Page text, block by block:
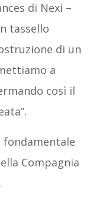
di Nexi –
tassello
di un
a
così il
fondamentale
Compagnia